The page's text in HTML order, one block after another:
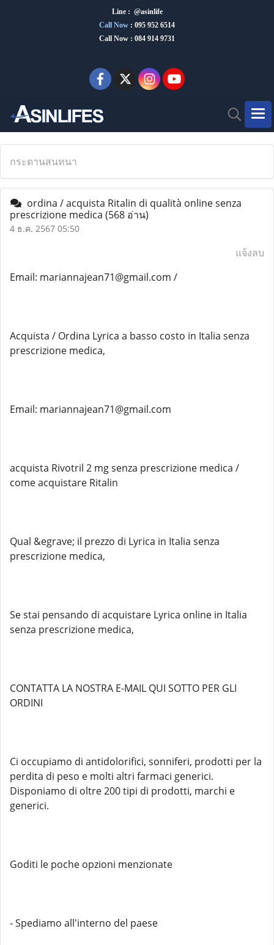
Line : @asinlife
Call Now : 095 952 6514
Call Now : 084 914 9731
กระดานสนทนา
ordina / acquista Ritalin di qualità online senza
prescrizione medica (568 อ่าน)
4 ธ.ค. 2567 05:50
แจ้งลบ
Email: mariannajean71@gmail.com /
Acquista / Ordina Lyrica a basso costo in Italia senza
prescrizione medica,
Email: mariannajean71@gmail.com
acquista Rivotril 2 mg senza prescrizione medica /
come acquistare Ritalin
Qual &egrave; il prezzo di Lyrica in Italia senza
prescrizione medica,
Se stai pensando di acquistare Lyrica online in Italia
senza prescrizione medica,
CONTATTA LA NOSTRA E-MAIL QUI SOTTO PER GLI
ORDINI
Ci occupiamo di antidolorifici, sonniferi, prodotti per la
perdita di peso e molti altri farmaci generici.
Disponiamo di oltre 200 tipi di prodotti, marchi e
generici.
Goditi le poche opzioni menzionate
- Spediamo all'interno del paese